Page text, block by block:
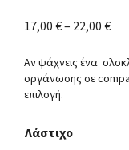
17,00€– 22,00€
Αν ψάχνεις ένα
οργάνωσης σε
επιλογή.
Λάστιχο